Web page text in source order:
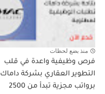
منذ بضع لحظات
فرص وظيفية واعدة في قلب
التطوير العقاري بشركة داماك
برواتب مجزية تبدأ من 2500